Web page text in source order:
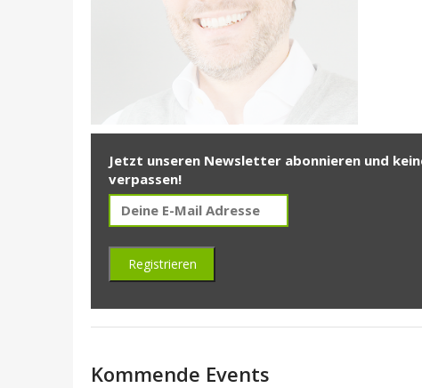
Jetzt unseren Newsletter abonnieren und
verpassen!
Kommende Events